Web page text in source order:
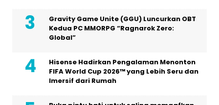
Gravity Game Unite (GGU) Luncurkan OBT
Kedua PC MMORPG “Ragnarok Zero:
Global”
Hisense Hadirkan Pengalaman Menonton
FIFA World Cup 2026™ yang Lebih Seru dan
Imersif dari Rumah